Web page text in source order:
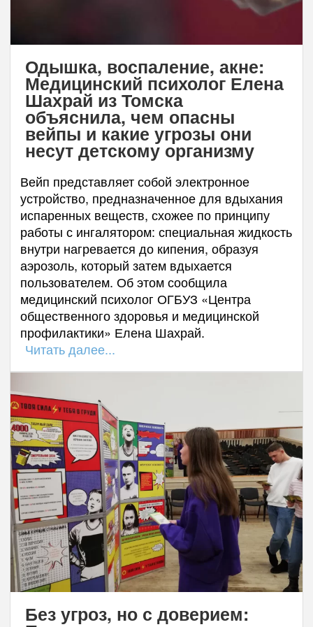
Одышка, воспаление, акне:
Медицинский психолог Елена
Шахрай из Томска
объяснила, чем опасны
вейпы и какие угрозы они
несут детскому организму
Вейп представляет собой электронное
устройство, предназначенное для вдыхания
испаренных веществ, схожее по принципу
работы с ингалятором: специальная жидкость
внутри нагревается до кипения, образуя
аэрозоль, который затем вдыхается
пользователем. Об этом сообщила
медицинский психолог ОГБУЗ «Центра
общественного здоровья и медицинской
профилактики» Елена Шахрай.
Читать далее...
Без угроз, но с доверием: